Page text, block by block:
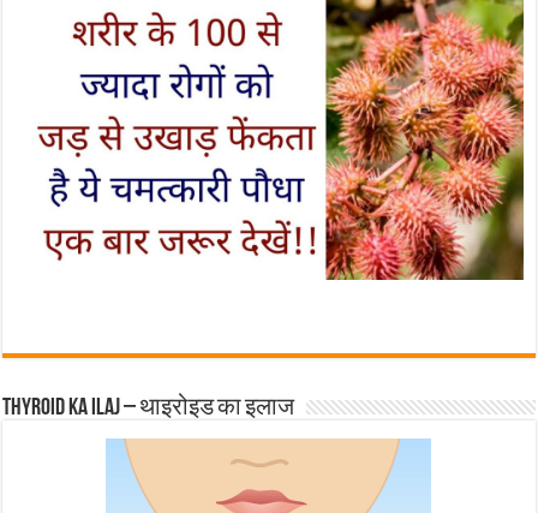
Thyroid ka ilaj – थाइरोइड का इलाज